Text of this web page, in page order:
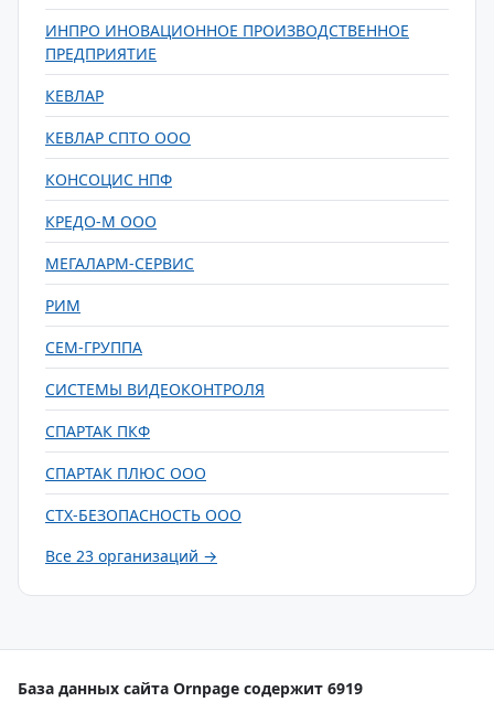
ИНПРО ИНОВАЦИОННОЕ ПРОИЗВОДСТВЕННОЕ
ПРЕДПРИЯТИЕ
КЕВЛАР
КЕВЛАР СПТО ООО
КОНСОЦИС НПФ
КРЕДО-М ООО
МЕГАЛАРМ-СЕРВИС
РИМ
СЕМ-ГРУППА
СИСТЕМЫ ВИДЕОКОНТРОЛЯ
СПАРТАК ПКФ
СПАРТАК ПЛЮС ООО
СТХ-БЕЗОПАСНОСТЬ ООО
Все 23 организаций →
База данных сайта Ornpage содержит 6919